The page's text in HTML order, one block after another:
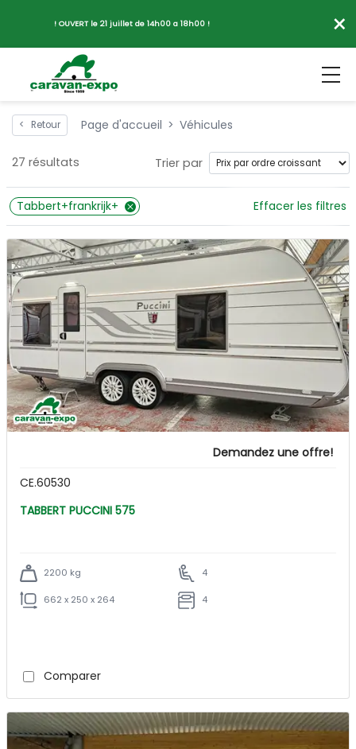
! OUVERT le 21 juillet de 14h00 a 18h00 ! ×
< Retour Page d'accueil Véhicules
27 résultats Trier par
Tabbert+frankrijk+ Effacer les filtres
Demandez une offre!
CE.60530
TABBERT PUCCINI 575
2200 kg 4
662 x 250 x 264 4
Comparer